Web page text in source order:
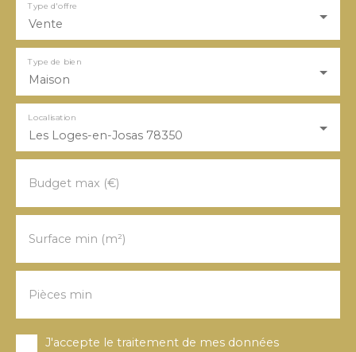
Vente
Type d'offre
Maison
Type de bien
Les Loges-en-Josas 78350
Localisation
Budget max (€)
Surface min (m²)
Pièces min
J'accepte le traitement de mes données